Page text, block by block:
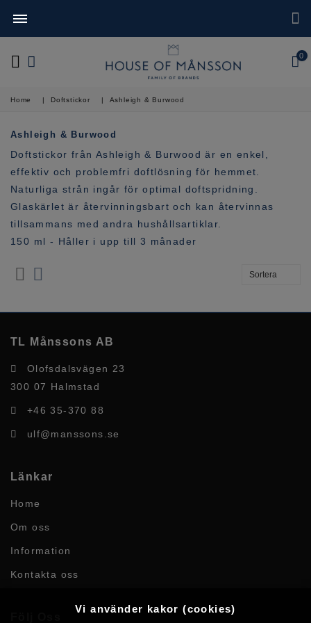
0
Home | Doftstickor | Ashleigh & Burwood
Ashleigh & Burwood
Doftstickor från Ashleigh & Burwood är en enkel,
effektiv och problemfri doftlösning för hemmet.
Naturliga strån ingår för optimal doftspridning.
Glaskärlet är återvinningsbart och kan återvinnas
tillsammans med andra hushållsartiklar.
150 ml - Håller i upp till 3 månader
TL Månssons AB
Olofsdalsvägen 23
300 07 Halmstad
+46 35-370 88
ulf@manssons.se
Länkar
Home
Om oss
Information
Kontakta oss
Vi använder kakor (cookies)